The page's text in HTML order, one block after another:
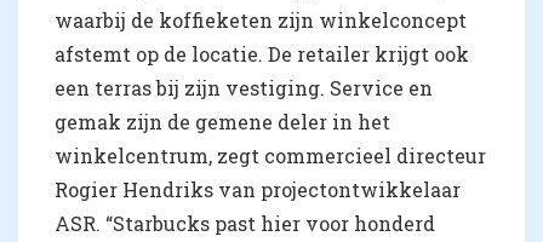
waarbij de koffieketen zijn winkelconcept
afstemt op de locatie. De retailer krijgt ook
een terras bij zijn vestiging. Service en
gemak zijn de gemene deler in het
winkelcentrum, zegt commercieel directeur
Rogier Hendriks van projectontwikkelaar
ASR. “Starbucks past hier voor honderd